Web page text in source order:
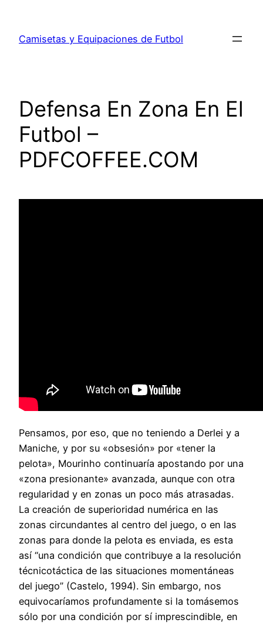
contenido
Camisetas y Equipaciones de Futbol
Defensa En Zona En El
Futbol –
PDFCOFFEE.COM
Pensamos, por eso, que no teniendo a Derlei y a
Maniche, y por su «obsesión» por «tener la
pelota», Mourinho continuaría apostando por una
«zona presionante» avanzada, aunque con otra
regularidad y en zonas un poco más atrasadas.
La creación de superioridad numérica en las
zonas circundantes al centro del juego, o en las
zonas para donde la pelota es enviada, es esta
así “una condición que contribuye a la resolución
técnicotáctica de las situaciones momentáneas
del juego” (Castelo, 1994). Sin embargo, nos
equivocaríamos profundamente si la tomásemos
sólo por una condición por sí imprescindible, en